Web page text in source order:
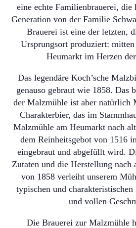
eine echte Familienbrauerei, die
Generation von der Familie
Brauerei ist eine der letzten,
Ursprungsort produziert:
Heumarkt im Herzen
Das legendäre Koch’sche
genauso gebraut wie 1858. Das
der Malzmühle ist aber natürlich
Charakterbier, das im
Malzmühle am Heumarkt nach
dem Reinheitsgebot von 1516
eingebraut und abgefüllt wird.
Zutaten und die Herstellung nach
von 1858 verleiht unserem
typischen und
und vollen
Die Brauerei zur Malzmühle